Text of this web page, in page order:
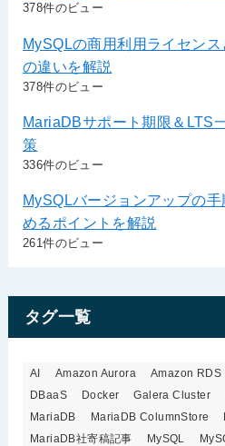
378件のビュー
MySQLの商用利用ライセン
の違いを解説
378件のビュー
MariaDBサポート期限＆LTS
策
336件のビュー
MySQLバージョンアップの
めるポイントを解説
261件のビュー
タグ一覧
AI Amazon Aurora Amazon RDS
DBaaS
Docker Galera Cluster
MariaDB
MariaDB ColumnStore
MariaDB社寄稿記事
MySQL